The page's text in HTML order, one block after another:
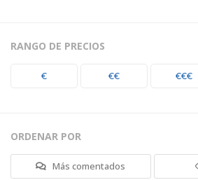
RANGO DE PRECIOS
€ €€ €€€
ORDENAR POR
Más comentados